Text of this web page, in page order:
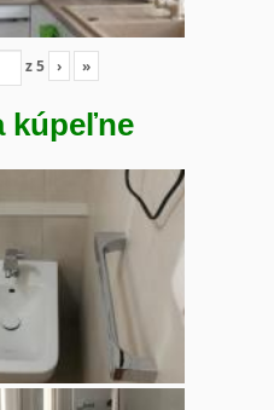
z5 › »
kúpeľne